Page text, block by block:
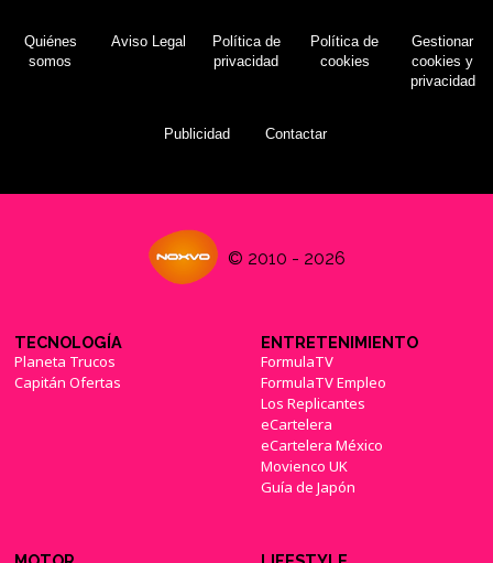
Quiénes
somos
Aviso Legal
Política de
privacidad
Política de
cookies
Gestionar
cookies y
privacidad
Publicidad Contactar
© 2010 - 2026
TECNOLOGÍA
Planeta Trucos
Capitán Ofertas
ENTRETENIMIENTO
FormulaTV
FormulaTV Empleo
Los Replicantes
eCartelera
eCartelera México
Movienco UK
Guía de Japón